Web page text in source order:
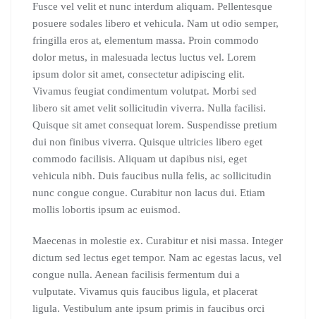
Fusce vel velit et nunc interdum aliquam. Pellentesque
posuere sodales libero et vehicula. Nam ut odio semper,
fringilla eros at, elementum massa. Proin commodo
dolor metus, in malesuada lectus luctus vel. Lorem
ipsum dolor sit amet, consectetur adipiscing elit.
Vivamus feugiat condimentum volutpat. Morbi sed
libero sit amet velit sollicitudin viverra. Nulla facilisi.
Quisque sit amet consequat lorem. Suspendisse pretium
dui non finibus viverra. Quisque ultricies libero eget
commodo facilisis. Aliquam ut dapibus nisi, eget
vehicula nibh. Duis faucibus nulla felis, ac sollicitudin
nunc congue congue. Curabitur non lacus dui. Etiam
mollis lobortis ipsum ac euismod.
Maecenas in molestie ex. Curabitur et nisi massa. Integer
dictum sed lectus eget tempor. Nam ac egestas lacus, vel
congue nulla. Aenean facilisis fermentum dui a
vulputate. Vivamus quis faucibus ligula, et placerat
ligula. Vestibulum ante ipsum primis in faucibus orci